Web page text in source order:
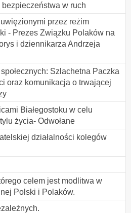
w ruch
przez reżim
- Prezes Związku Polaków na
i dziennikarza Andrzeja
Szlachetna Paczka
oraz komunikacja o trwającej
Białegostoku w celu
życia- Odwołane
działalności kolegów
celem jest modlitwa w
Polski i Polaków.